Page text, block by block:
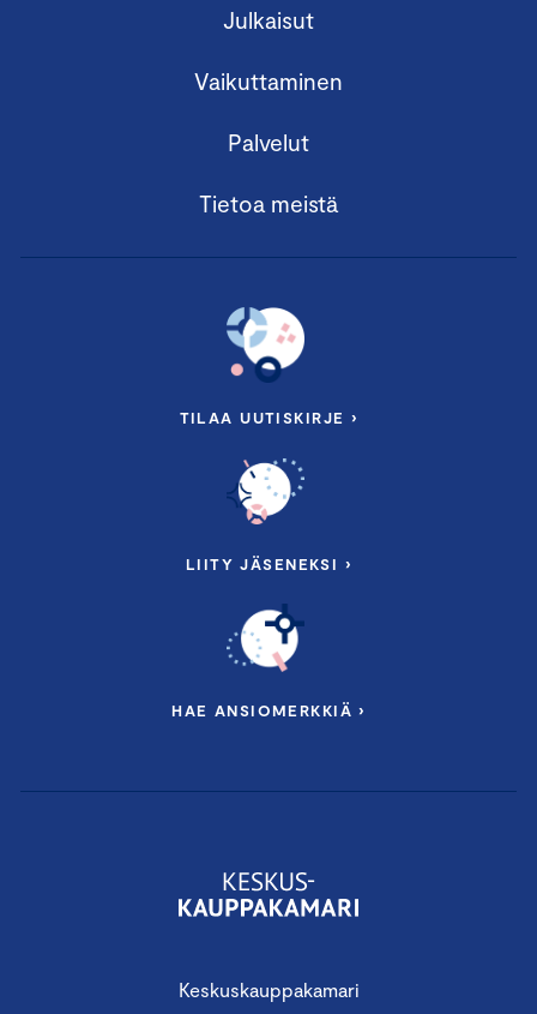
Keskuskauppakamari
Julkaisut
Vaikuttaminen
Palvelut
Tietoa meistä
TILAA UUTISKIRJE ›
LIITY JÄSENEKSI ›
HAE ANSIOMERKKIÄ ›